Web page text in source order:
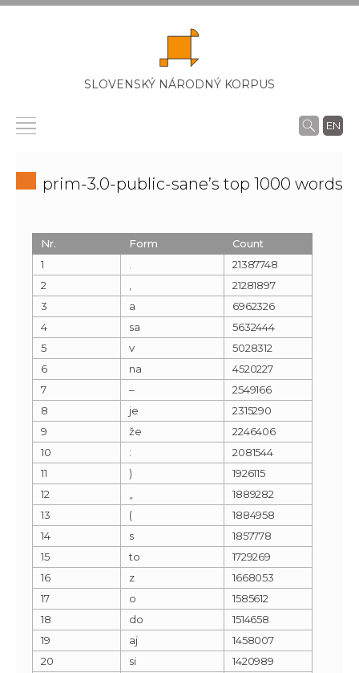
SLOVENSKÝ NÁRODNÝ KORPUS
EN
prim-3.0-public-sane’s top 1000 words
Nr. Form
Count
1
21387748
2
21281897
3
a
6962326
4
sa
5632444
5
v
5028312
6
na
4520227
7
–
2549166
8
je
2315290
9
že
2246406
10
:
2081544
11
)
1926115
12
1889282
13
(
1884958
14
s
1857778
15
to
1729269
16
z
1668053
17
o
1585612
18
do
1514658
19
aj
1458007
20
si
1420989